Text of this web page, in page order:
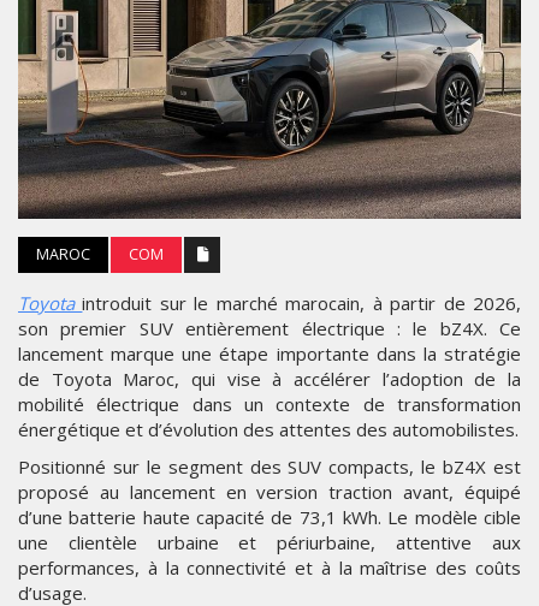
MAROC COM
Toyotaintroduit sur le marché marocain, à partir de 2026,
son premier SUV entièrement électrique : le bZ4X. Ce
lancement marque une étape importante dans la stratégie
de Toyota Maroc, qui vise à accélérer l’adoption de la
mobilité électrique dans un contexte de transformation
énergétique et d’évolution des attentes des automobilistes.
Positionné sur le segment des SUV compacts, le bZ4X est
proposé au lancement en version traction avant, équipé
d’une batterie haute capacité de 73,1 kWh. Le modèle cible
une clientèle urbaine et périurbaine, attentive aux
performances, à la connectivité et à la maîtrise des coûts
d’usage.